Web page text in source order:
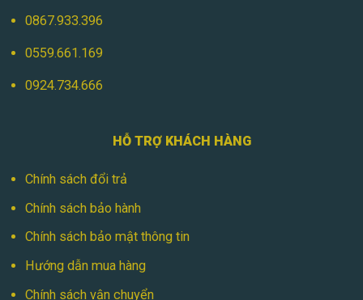
0867.933.396
0559.661.169
0924.734.666
HỖ TRỢ KHÁCH HÀNG
Chính sách đổi trả
Chính sách bảo hành
Chính sách bảo mật thông tin
Hướng dẫn mua hàng
Chính sách vận chuyển